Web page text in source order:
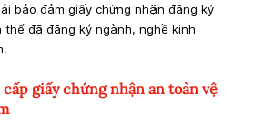
bảo đảm giấy chứng nhận đăng ký
thể đã đăng ký ngành, nghề kinh
cấp giấy chứng nhận an toàn vệ